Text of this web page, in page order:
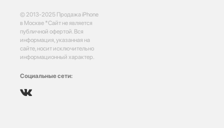
© 2013-2025 Продажа iPhone
в Москве *Сайт не является
публичной офертой. Вся
информация, указанная на
сайте, носит исключительно
информационный характер.
Социальные сети: